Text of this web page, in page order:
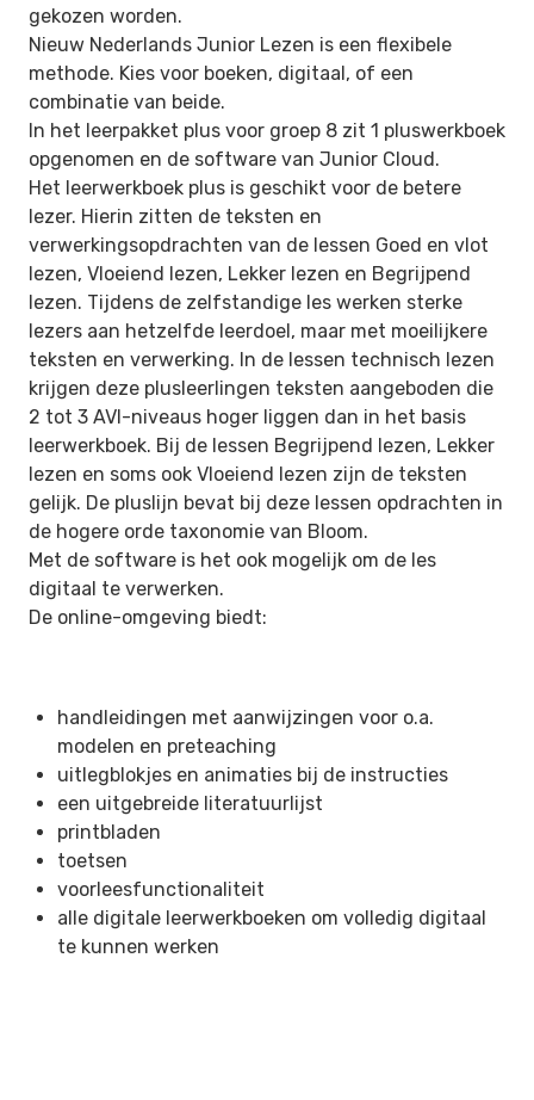
gekozen worden.
Nieuw Nederlands Junior Lezen is een flexibele
methode. Kies voor boeken, digitaal, of een
combinatie van beide.
In het leerpakket plus voor groep 8 zit 1 pluswerkboek
opgenomen en de software van Junior Cloud.
Het leerwerkboek plus is geschikt voor de betere
lezer. Hierin zitten de teksten en
verwerkingsopdrachten van de lessen Goed en vlot
lezen, Vloeiend lezen, Lekker lezen en Begrijpend
lezen. Tijdens de zelfstandige les werken sterke
lezers aan hetzelfde leerdoel, maar met moeilijkere
teksten en verwerking. In de lessen technisch lezen
krijgen deze plusleerlingen teksten aangeboden die
2 tot 3 AVI-niveaus hoger liggen dan in het basis
leerwerkboek. Bij de lessen Begrijpend lezen, Lekker
lezen en soms ook Vloeiend lezen zijn de teksten
gelijk. De pluslijn bevat bij deze lessen opdrachten in
de hogere orde taxonomie van Bloom.
Met de software is het ook mogelijk om de les
digitaal te verwerken.
De online-omgeving biedt:
handleidingen met aanwijzingen voor o.a.
modelen en preteaching
uitlegblokjes en animaties bij de instructies
een uitgebreide literatuurlijst
printbladen
toetsen
voorleesfunctionaliteit
alle digitale leerwerkboeken om volledig digitaal
te kunnen werken